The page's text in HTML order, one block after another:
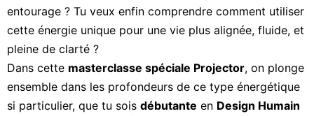
entourage ? Tu veux enfin comprendre comment utiliser
cette énergie unique pour une vie plus alignée, fluide, et
pleine de clarté ?
Dans cette masterclasse spéciale Projector, on plonge
ensemble dans les profondeurs de ce type énergétique
si particulier, que tu sois débutante en Design Humain